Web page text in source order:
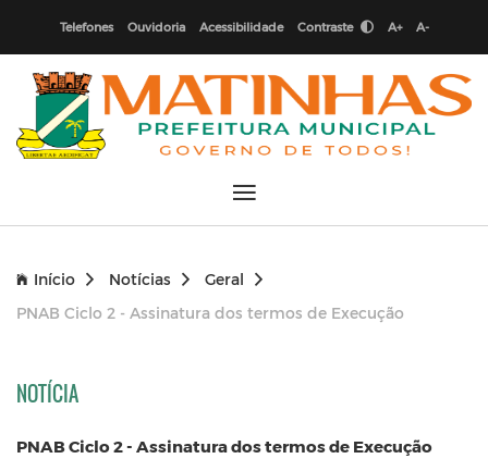
Telefones Ouvidoria Acessibilidade Contraste A+ A-
Início Notícias
Geral
PNAB Ciclo 2 - Assinatura dos termos de Execução
NOTÍCIA
PNAB Ciclo 2 - Assinatura dos termos de Execução